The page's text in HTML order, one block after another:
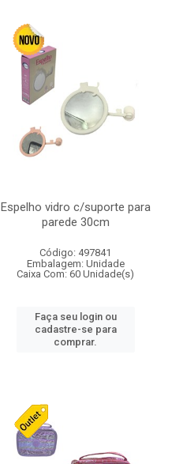
Espelho vidro c/suporte para
parede 30cm
Código: 497841
Embalagem: Unidade
Caixa Com: 60 Unidade(s)
Faça seu login ou
cadastre-se para
comprar.